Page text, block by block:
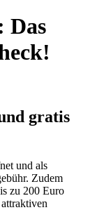
Das
gratis
und als
Zudem
zu 200 Euro